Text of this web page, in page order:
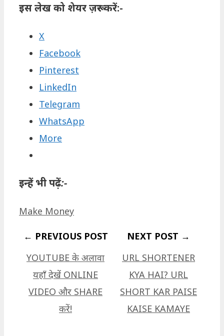
इस लेख को शेयर ज़रूर करें:-
X
Facebook
Pinterest
LinkedIn
Telegram
WhatsApp
More
इन्हें भी पढ़ें:-
Categories
Make Money
YOUTUBE के अलावा
यहाँ देखें ONLINE
VIDEO और SHARE
करें!
‎URL SHORTENER
KYA HAI? URL
SHORT KAR PAISE
KAISE KAMAYE